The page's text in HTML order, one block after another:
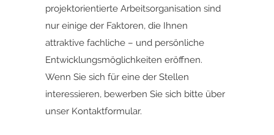
projektorientierte Arbeitsorganisation sind
nur einige der Faktoren, die Ihnen
attraktive fachliche – und persönliche
Entwicklungsmöglichkeiten eröffnen.
Wenn Sie sich für eine der Stellen
interessieren, bewerben Sie sich bitte über
unser Kontaktformular.